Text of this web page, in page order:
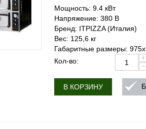
Мощность: 9.4 кВт
Напряжение: 380 В
Бренд: ITPIZZA (Италия)
Вес: 125,6 кг
Габаритные размеры:
Кол-во:
+
−
В КОРЗИНУ